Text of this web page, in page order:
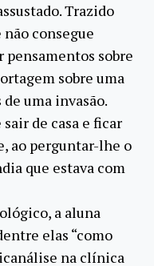
Trazido
não consegue
sobre
sobre uma
uma invasão.
de casa e ficar
ao perguntar-lhe o
que estava com
a aluna
elas “como
na clínica